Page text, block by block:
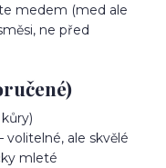
medem (med ale
ne před
volitelné, ale skvělé
mleté